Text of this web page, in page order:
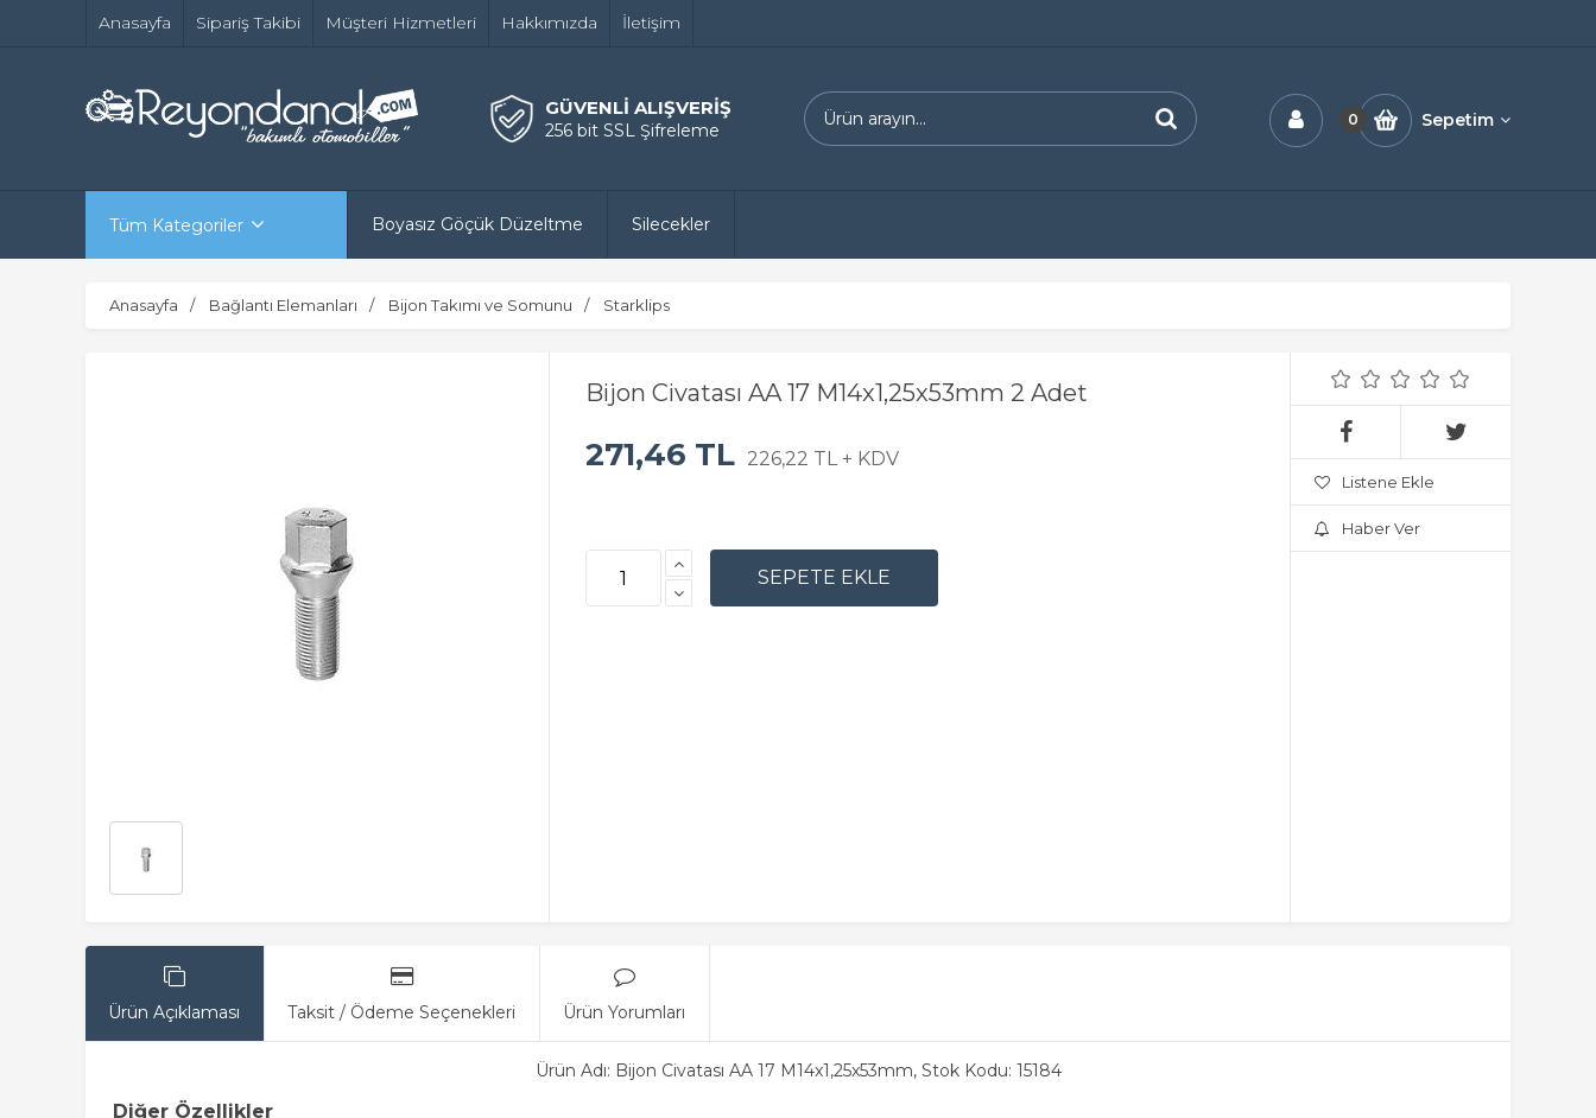
Anasayfa Sipariş Takibi Müşteri Hizmetleri Hakkımızda İletişim
GÜVENLİ ALIŞVERİŞ
256 bit SSL Şifreleme
0 Sepetim
Tüm Kategoriler Boyasız Göçük Düzeltme Silecekler
Anasayfa Bağlantı Elemanları Bijon Takımı ve Somunu Starklips
Bijon Civatası AA 17 M14x1,25x53mm 2 Adet
271,46 TL 226,22 TL + KDV
Listene Ekle
Haber Ver
Ürün Açıklaması Taksit / Ödeme Seçenekleri Ürün Yorumları
Ürün Adı: Bijon Civatası AA 17 M14x1,25x53mm, Stok Kodu: 15184
Diğer Özellikler